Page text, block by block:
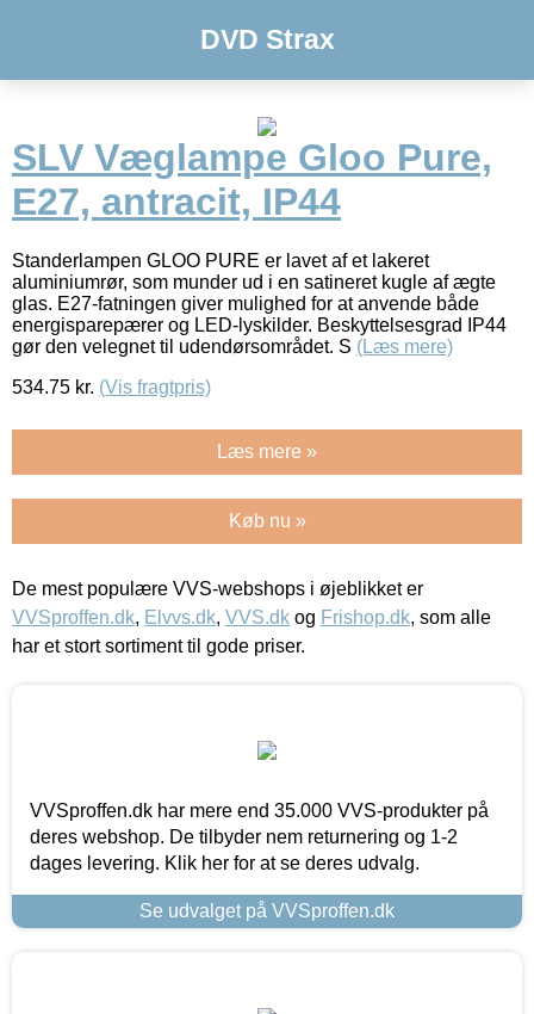
DVD Strax
SLV Væglampe Gloo Pure,
E27, antracit, IP44
Standerlampen GLOO PURE er lavet af et lakeret
aluminiumrør, som munder ud i en satineret kugle af ægte
glas. E27-fatningen giver mulighed for at anvende både
energisparepærer og LED-lyskilder. Beskyttelsesgrad IP44
gør den velegnet til udendørsområdet. S (Læs mere)
534.75 kr. (Vis fragtpris)
Læs mere »
Køb nu »
De mest populære VVS-webshops i øjeblikket er
VVSproffen.dk, Elvvs.dk, VVS.dk og Frishop.dk, som alle
har et stort sortiment til gode priser.
VVSproffen.dk har mere end 35.000 VVS-produkter på
deres webshop. De tilbyder nem returnering og 1-2
dages levering. Klik her for at se deres udvalg.
Se udvalget på VVSproffen.dk